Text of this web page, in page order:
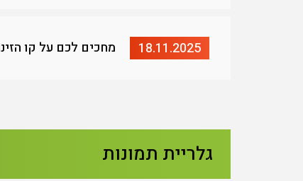
18.11.2025 מחכים לכם על קו
גלריית תמונות